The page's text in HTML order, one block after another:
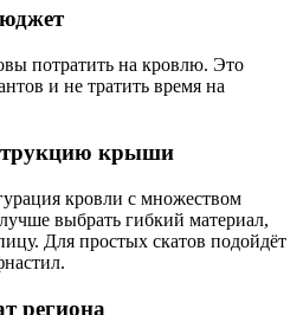
потратить на кровлю. Это
и не тратить время на
крыши
кровли с множеством
выбрать гибкий материал,
Для простых скатов подойдёт
региона